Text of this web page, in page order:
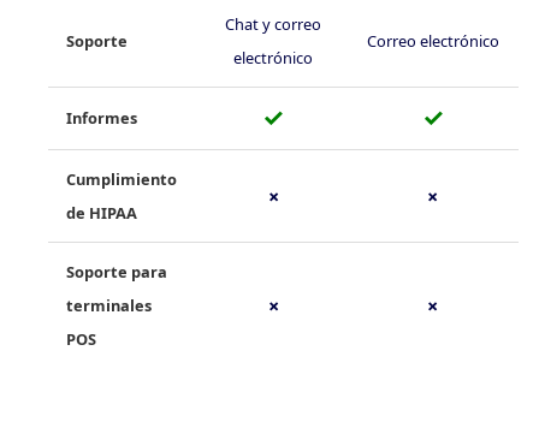
Soporte
Chat y correo
electrónico
Correo electrónico
Informes ✓ ✓
Cumplimiento
de HIPAA
✗ ✗
Soporte para
terminales
POS
✗ ✗